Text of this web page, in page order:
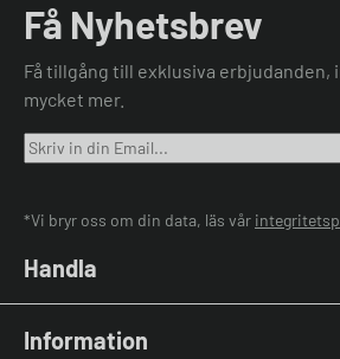
Få Nyhetsbrev
Få tillgång till exklusiva erbjudanden,
mycket mer.
*Vi bryr oss om din data, läs vår
Handla
Laddkablar
Information